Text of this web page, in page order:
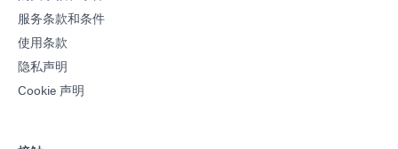
服务条款和条件
使用条款
隐私声明
Cookie 声明